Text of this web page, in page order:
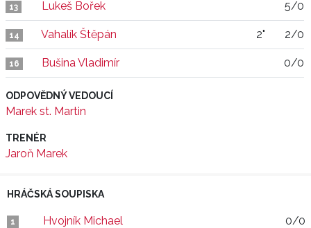
13 Lukeš Bořek 5/0
14 Vahalík Štěpán 2" 2/0
16 Bušina Vladimír 0/0
ODPOVĚDNÝ VEDOUCÍ
Marek st. Martin
TRENÉR
Jaroň Marek
HRÁČSKÁ SOUPISKA
1 Hvojník Michael 0/0